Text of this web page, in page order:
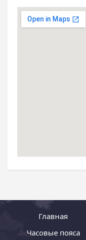
Главная
Часовые пояса